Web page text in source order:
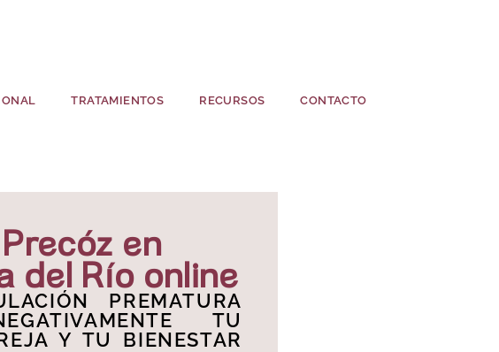
TRATAMIENTOS RECURSOS CONTACTO
en
del Río online
PREMATURA
TU
Y TU BIENESTAR